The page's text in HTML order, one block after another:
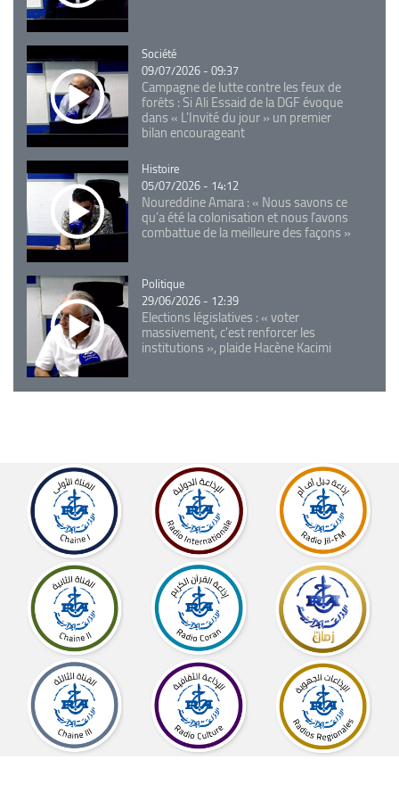
Catégorie
Société
09/07/2026 - 09:37
Campagne de lutte contre les feux de
forêts : Si Ali Essaid de la DGF évoque
dans « L'Invité du jour » un premier
bilan encourageant
Catégorie
Histoire
05/07/2026 - 14:12
Noureddine Amara : « Nous savons ce
qu’a été la colonisation et nous l’avons
combattue de la meilleure des façons »
Catégorie
Politique
29/06/2026 - 12:39
Elections législatives : « voter
massivement, c'est renforcer les
institutions », plaide Hacène Kacimi